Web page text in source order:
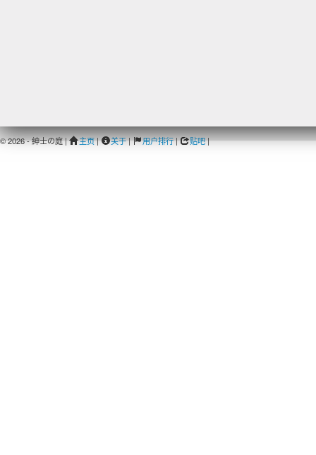
© 2026 - 紳士の庭 | 主页| 关于| 用户排行| 贴吧|